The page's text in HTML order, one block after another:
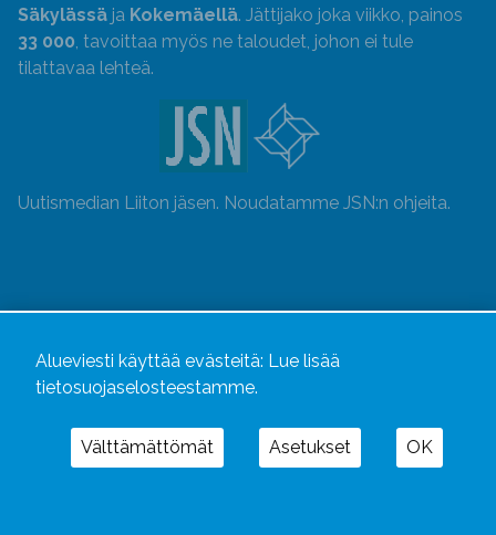
Säkylässä ja Kokemäellä. Jättijako joka viikko, painos
33 000, tavoittaa myös ne taloudet, johon ei tule
tilattavaa lehteä.
Uutismedian Liiton jäsen. Noudatamme JSN:n ohjeita.
Alueviesti käyttää evästeitä: Lue lisää
tietosuojaselosteestamme.
Välttämättömät Asetukset OK